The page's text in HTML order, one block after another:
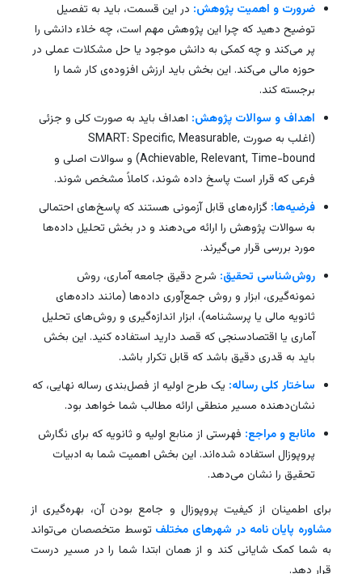
ضرورت و اهمیت پژوهش:در این قسمت، باید به تفصیل
توضیح دهید که چرا این پژوهش مهم است، چه خلاء دانشی را
پر می‌کند و چه کمکی به دانش موجود یا حل مشکلات عملی در
حوزه مالی می‌کند. این بخش باید ارزش افزوده‌ی کار شما را
برجسته کند.
اهداف و سوالات پژوهش:اهداف باید به صورت کلی و جزئی
(اغلب به صورت SMART: Specific, Measurable,
Achievable, Relevant, Time-bound) و سوالات اصلی و
فرعی که قرار است پاسخ داده شوند، کاملاً مشخص شوند.
فرضیه‌ها:گزاره‌های قابل آزمونی هستند که پاسخ‌های احتمالی
به سوالات پژوهش را ارائه می‌دهند و در بخش تحلیل داده‌ها
مورد بررسی قرار می‌گیرند.
روش‌شناسی تحقیق:شرح دقیق جامعه آماری، روش
نمونه‌گیری، ابزار و روش جمع‌آوری داده‌ها (مانند داده‌های
ثانویه مالی یا پرسشنامه)، ابزار اندازه‌گیری و روش‌های تحلیل
آماری یا اقتصادسنجی که قصد دارید استفاده کنید. این بخش
باید به قدری دقیق باشد که قابل تکرار باشد.
ساختار کلی رساله:یک طرح اولیه از فصل‌بندی رساله نهایی، که
نشان‌دهنده مسیر منطقی ارائه مطالب شما خواهد بود.
مانابع و مراجع:فهرستی از منابع اولیه و ثانویه که برای نگارش
پروپوزال استفاده شده‌اند. این بخش اهمیت شما به ادبیات
تحقیق را نشان می‌دهد.
برای اطمینان از کیفیت پروپوزال و جامع بودن آن، بهره‌گیری از
مشاوره پایان نامه در شهرهای مختلفتوسط متخصصان می‌تواند
به شما کمک شایانی کند و از همان ابتدا شما را در مسیر درست